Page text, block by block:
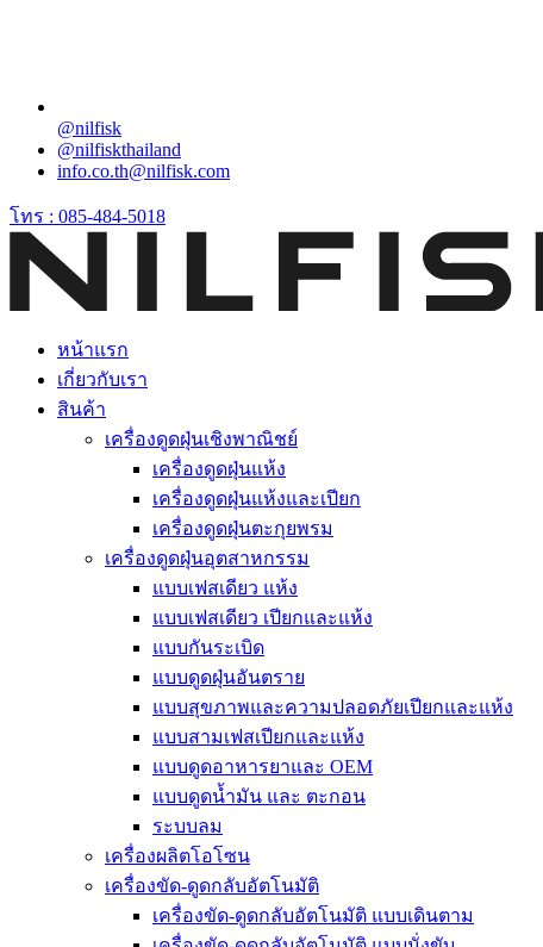
@nilfisk
@nilfiskthailand
info.co.th@nilfisk.com
โทร : 085-484-5018
หน้าแรก
เกี่ยวกับเรา
สินค้า
เครื่องดูดฝุ่นเชิงพาณิชย์
เครื่องดูดฝุ่นแห้ง
เครื่องดูดฝุ่นแห้งและเปียก
เครื่องดูดฝุ่นตะกุยพรม
เครื่องดูดฝุ่นอุตสาหกรรม
แบบเฟสเดียว แห้ง
แบบเฟสเดียว เปียกและแห้ง
แบบกันระเบิด
แบบดูดฝุ่นอันตราย
แบบสุขภาพและความปลอดภัยเปียกและแห้ง
แบบสามเฟสเปียกและแห้ง
แบบดูดอาหารยาและ OEM
แบบดูดน้ำมัน และ ตะกอน
ระบบลม
เครื่องผลิตโอโซน
เครื่องขัด-ดูดกลับอัตโนมัติ
เครื่องขัด-ดูดกลับอัตโนมัติ แบบเดินตาม